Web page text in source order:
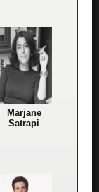
Marjane
Satrapi